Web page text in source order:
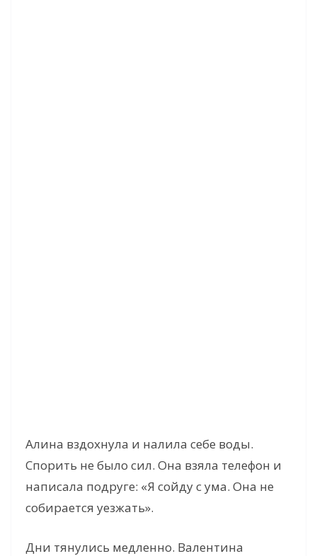
Алина вздохнула и налила себе воды.
Спорить не было сил. Она взяла телефон и
написала подруге: «Я сойду с ума. Она не
собирается уезжать».
Дни тянулись медленно. Валентина